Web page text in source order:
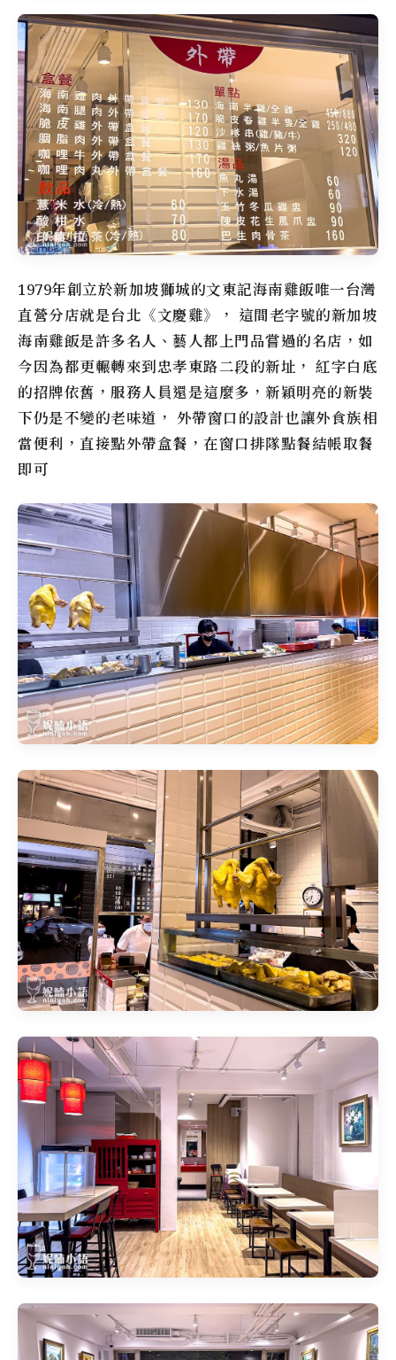
1979年創立於新加坡獅城的文東記海南雞飯唯一台灣
直營分店就是台北 《文慶雞》
， 這間老字號的新加坡
海南雞飯是許多名人、藝人都上門品嘗過的名店，如
今因為都更輾轉來到忠孝東路二段的新址， 紅字白底
的招牌依舊，服務人員還是這麼多，新穎明亮的新裝
下仍是不變的老味道， 外帶窗口的設計也讓外食族相
當便利，直接點外帶盒餐，在窗口排隊點餐結帳取餐
即可